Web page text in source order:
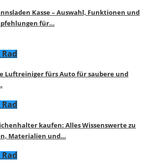
Kasse – Auswahl, Funktionen und
für…
Luftreiniger fürs Auto für saubere und
kaufen: Alles Wissenswerte zu
Materialien und…